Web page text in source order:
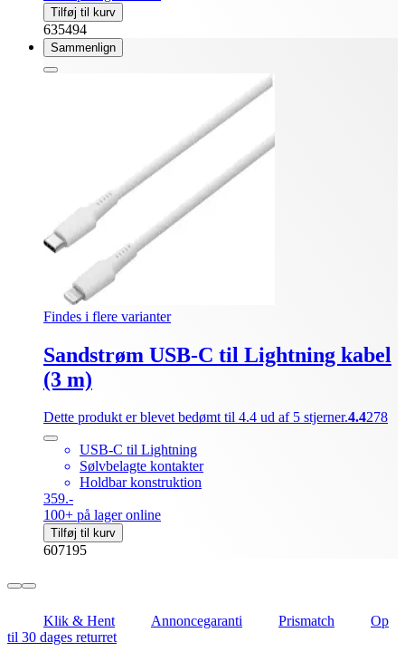
Tilføj til kurv
635494
Sammenlign
Findes i flere varianter
Sandstrøm USB-C til Lightning kabel
(3 m)
Dette produkt er blevet bedømt til 4.4 ud af 5 stjerner.4.4278
USB-C til Lightning
Sølvbelagte kontakter
Holdbar konstruktion
359.-
100+ på lager online
Tilføj til kurv
607195
Klik & Hent Annoncegaranti Prismatch
Op
til 30 dages returret